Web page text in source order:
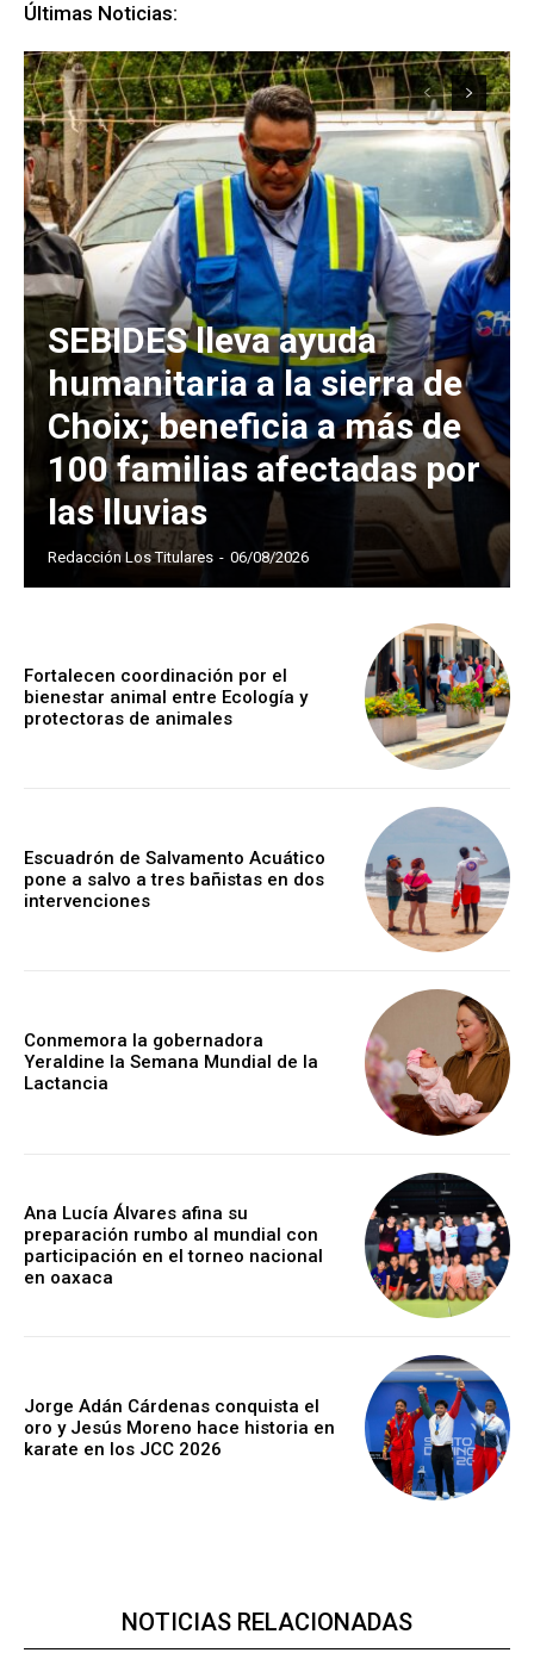
Últimas Noticias:
SEBIDES lleva ayuda
humanitaria a la sierra de
Choix; beneficia a más de
100 familias afectadas por
las lluvias
Redacción Los Titulares - 06/08/2026
Fortalecen coordinación por el
bienestar animal entre Ecología y
protectoras de animales
Escuadrón de Salvamento Acuático
pone a salvo a tres bañistas en dos
intervenciones
Conmemora la gobernadora
Yeraldine la Semana Mundial de la
Lactancia
Ana Lucía Álvares afina su
preparación rumbo al mundial con
participación en el torneo nacional
en oaxaca
Jorge Adán Cárdenas conquista el
oro y Jesús Moreno hace historia en
karate en los JCC 2026
NOTICIAS RELACIONADAS